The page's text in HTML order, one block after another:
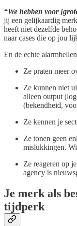
“We hebben voor
jij een gelijkaardig
heeft niet dezelfde
naar cases die op jou
En de echte
Ze praten meer
Ze kunnen niet
alleen output
(bekendheid,
Ze kennen je
Ze tonen geen
mislukkingen.
Ze reageren op
agency is
Je merk als
tijdperk